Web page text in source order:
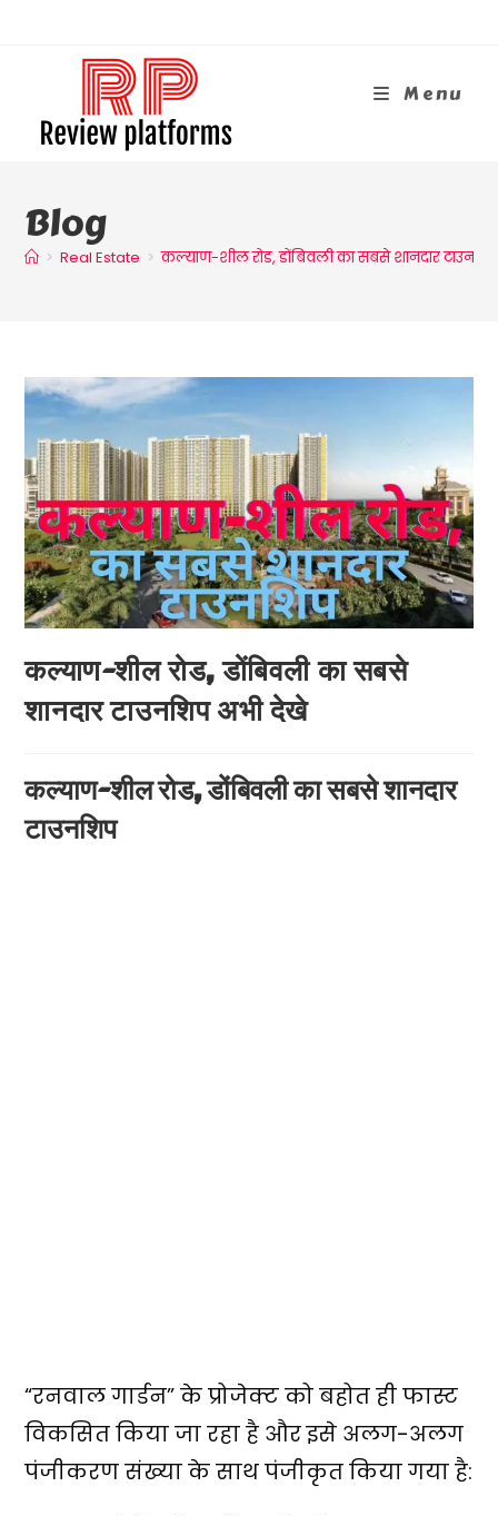
Menu
Blog
> Real Estate > कल्याण-शील रोड, डोंबिवली का सबसे शानदार
कल्याण-शील रोड, डोंबिवली का सबसे
शानदार टाउनशिप अभी देखे
कल्याण-शील रोड, डोंबिवली का सबसे शानदार
टाउनशिप
“रनवाल गार्डन” के प्रोजेक्ट को बहोत ही फास्ट
विकसित किया जा रहा है और इसे अलग-अलग
पंजीकरण संख्या के साथ पंजीकृत किया गया है: